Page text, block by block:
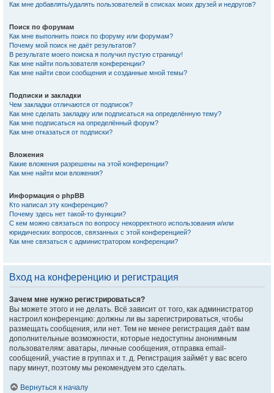
Как мне добавлять/удалять пользователей в списках моих друзей и недругов?
Поиск по форумам
Как мне выполнить поиск по форуму или форумам?
Почему мой поиск не даёт результатов?
В результате моего поиска я получил пустую страницу!
Как мне найти пользователя конференции?
Как мне найти свои сообщения и созданные мной темы?
Подписки и закладки
Чем закладки отличаются от подписок?
Как мне сделать закладку или подписаться на определённую тему?
Как мне подписаться на определённый форум?
Как мне отказаться от подписки?
Вложения
Какие вложения разрешены на этой конференции?
Как мне найти мои вложения?
Информация о phpBB
Кто написал эту конференцию?
Почему здесь нет такой-то функции?
С кем можно связаться по вопросу некорректного использования и/или
юридических вопросов, связанных с этой конференцией?
Как мне связаться с администратором конференции?
Вход на конференцию и регистрация
Зачем мне нужно регистрироваться?
Вы можете этого и не делать. Всё зависит от того, как администратор
настроил конференцию: должны ли вы зарегистрироваться, чтобы
размещать сообщения, или нет. Тем не менее регистрация даёт вам
дополнительные возможности, которые недоступны анонимным
пользователям: аватары, личные сообщения, отправка email-
сообщений, участие в группах и т. д. Регистрация займёт у вас всего
пару минут, поэтому мы рекомендуем это сделать.
Вернуться к началу